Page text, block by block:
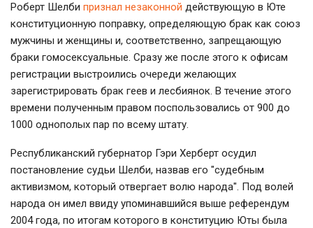
Роберт Шелби признал незаконной действующую в Юте
конституционную поправку, определяющую брак как союз
мужчины и женщины и, соответственно, запрещающую
браки гомосексуальные. Сразу же после этого к офисам
регистрации выстроились очереди желающих
зарегистрировать брак геев и лесбиянок. В течение этого
времени полученным правом поспользовались от 900 до
1000 однополых пар по всему штату.
Республиканский губернатор Гэри Херберт осудил
постановление судьи Шелби, назвав его "судебным
активизмом, который отвергает волю народа". Под волей
народа он имел ввиду упоминавшийся выше референдум
2004 года, по итогам которого в конституцию Юты была